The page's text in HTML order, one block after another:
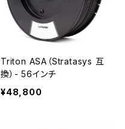
Triton ASA（Stratasys 互
換）- 56インチ
¥48,800